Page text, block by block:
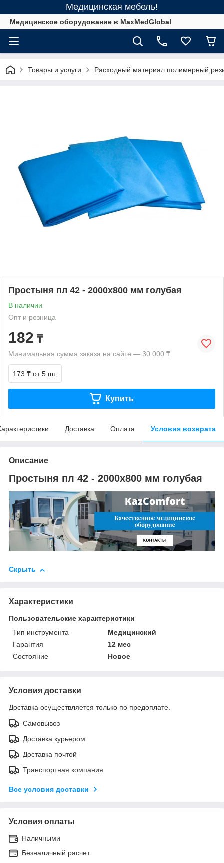
Медицинская мебель!
Медицинское оборудование в MaxMedGlobal
Товары и услуги Расходный материал
Простыня пл 42 - 2000х800 мм голубая
В наличии
Опт и розница
182 ₸
Минимальная сумма заказа на сайте — 30 000 ₸
173 ₸ от 5 шт.
Купить
Доставка Оплата Условия возврата
Описание
Простыня пл 42 - 2000х800 мм голубая
Скрыть
Характеристики
Пользовательские характеристики
Тип инструмента
Медицинский
Гарантия
12 мес
Состояние
Новое
Условия доставки
Доставка осуществляется только по предоплате.
Самовывоз
Доставка курьером
Доставка почтой
Транспортная компания
Все условия доставки
Условия оплаты
Наличными
Безналичный расчет